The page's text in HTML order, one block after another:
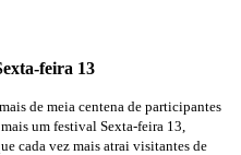
feira 13
de meia centena de participantes
um festival Sexta-feira 13,
cada vez mais atrai visitantes de